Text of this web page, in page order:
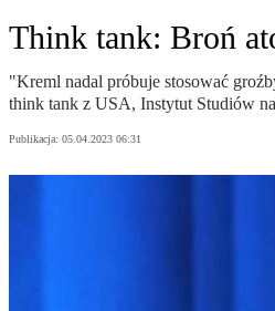
Think tank: Broń
"Kreml nadal próbuje stosować
think tank z USA, Instytut Studiów
Publikacja: 05.04.2023 06:31